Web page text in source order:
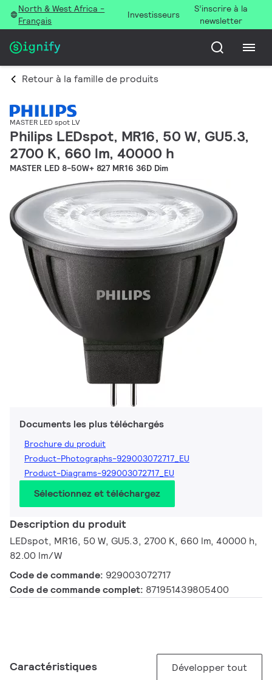
North & West Africa -
Français
Investisseurs
S’inscrire à la
newsletter
Retour à la famille de produits
MASTER LED spot LV
Philips LEDspot, MR16, 50 W, GU5.3,
2700 K, 660 lm, 40000 h
MASTER LED 8-50W+ 827 MR16 36D Dim
Documents les plus téléchargés
Brochure du produit
Product-Photographs-929003072717_EU
Product-Diagrams-929003072717_EU
Sélectionnez et téléchargez
Description du produit
LEDspot, MR16, 50 W, GU5.3, 2700 K, 660 lm, 40000 h,
82.00 lm/W
Code de commande: 929003072717
Code de commande complet: 871951439805400
Caractéristiques Développer tout